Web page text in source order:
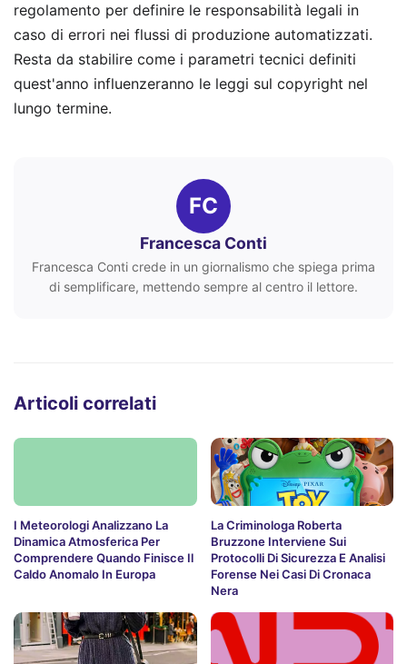
regolamento per definire le responsabilità legali in
caso di errori nei flussi di produzione automatizzati.
Resta da stabilire come i parametri tecnici definiti
quest'anno influenzeranno le leggi sul copyright nel
lungo termine.
FC
Francesca Conti
Francesca Conti crede in un giornalismo che spiega prima
di semplificare, mettendo sempre al centro il lettore.
Articoli correlati
I Meteorologi Analizzano La
Dinamica Atmosferica Per
Comprendere Quando Finisce Il
Caldo Anomalo In Europa
La Criminologa Roberta
Bruzzone Interviene Sui
Protocolli Di Sicurezza E Analisi
Forense Nei Casi Di Cronaca
Nera